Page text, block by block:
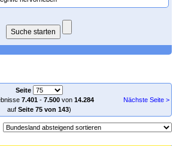
Seite
7.401- 7.500von 14.284
auf Seite 75 von 143)
Nächste Seite >